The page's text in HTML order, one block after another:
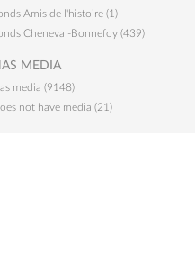
Amis de l'histoire (1)
Cheneval-Bonnefoy (439)
MEDIA
media (9148)
not have media (21)